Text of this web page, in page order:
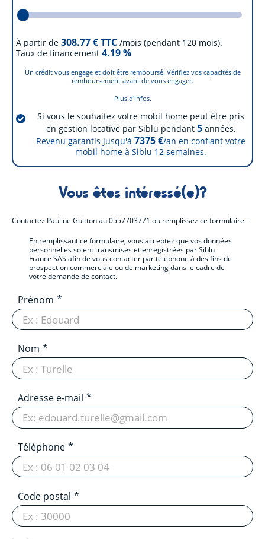
À partir de 308.77€ TTC /mois (pendant 120 mois).
Taux de financement 4.19%
Un crédit vous engage et doit être remboursé. Vérifiez vos capacités de
remboursement avant de vous engager.
Plus d'infos.
Si vous le souhaitez votre mobil home peut être pris
en gestion locative par Siblu pendant 5années.
Revenu garantis jusqu'à7375 €/an en confiant votre
mobil home à Siblu 12 semaines.
Vous êtes intéressé(e)?
Contactez Pauline Guittonau0557703771 ou remplissez ce formulaire :
En remplissant ce formulaire, vous acceptez que vos données
personnelles soient transmises et enregistrées par Siblu
France SAS afin de vous contacter par téléphone à des fins de
prospection commerciale ou de marketing dans le cadre de
votre demande de contact.
Prénom
Nom
Adresse e-mail
Téléphone
Code postal